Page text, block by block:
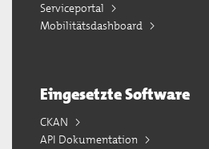
Serviceportal
Mobilitätsdashboard
Eingesetzte Software
CKAN
API Dokumentation